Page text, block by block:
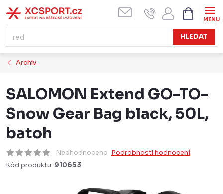
na
obsah
HLEDAT
KOŠÍK
Archiv
SALOMON Extend GO-TO-
Snow Gear Bag black, 50L,
batoh
Neohodnoceno Podrobnosti hodnocení
Kód produktu: 910653